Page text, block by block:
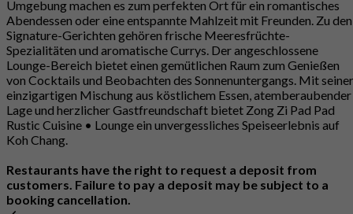
Umgebung machen es zum perfekten Ort für ein romantisches
Abendessen oder eine entspannte Mahlzeit mit Freunden. Zu den
Signature-Gerichten gehören frische Meeresfrüchte-
Spezialitäten und aromatische Currys. Der angeschlossene
Lounge-Bereich bietet einen gemütlichen Raum zum Genießen
von Cocktails und Beobachten des Sonnenuntergangs. Mit seiner
einzigartigen Mischung aus köstlichem Essen, atemberaubender
Lage und herzlicher Gastfreundschaft bietet Zong Zi Pad Pad
Rustic Cuisine • Lounge ein unvergessliches Speiseerlebnis auf
Koh Chang.
Restaurants have the right to request a deposit from
customers. Failure to pay a deposit may be subject to a
booking cancellation.